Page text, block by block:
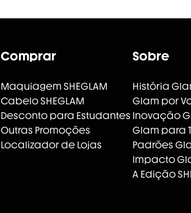
Comprar
Maquiagem SHEGLAM
Cabelo SHEGLAM
Desconto para Estudantes
Outras Promoções
Localizador de Lojas
Sobre
História
Glam por
Inovação
Glam para
Padrões
Impacto
A Edição